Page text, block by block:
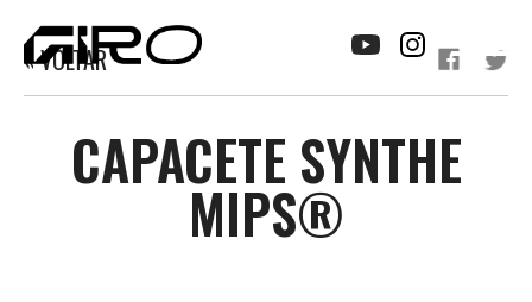
« VOLTAR
CAPACETE SYNTHE
MIPS®